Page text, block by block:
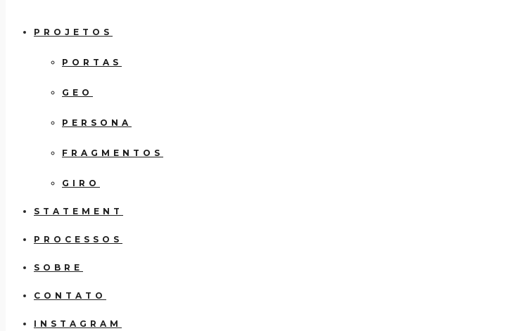
PROJETOS
PORTAS
GEO
PERSONA
FRAGMENTOS
GIRO
STATEMENT
PROCESSOS
SOBRE
CONTATO
INSTAGRAM